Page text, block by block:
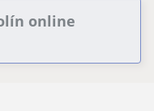
online